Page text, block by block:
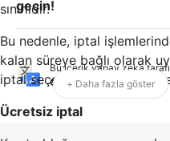
geçin!
Bu içerik yapay zeka
Orijinalini göster
sınırlıdır.
Bu nedenle, iptal
kalan süreye bağlı olarak
iptal seçenekleri
Ücretsiz iptal
+ Daha fazla göster